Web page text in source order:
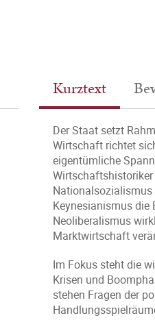
Kurztext
Der Staat setzt
Wirtschaft richtet
eigentümliche
Nationalsozialismus
Keynesianismus die
Neoliberalismus
Marktwirtschaft
Im Fokus steht die
Krisen und
stehen Fragen der